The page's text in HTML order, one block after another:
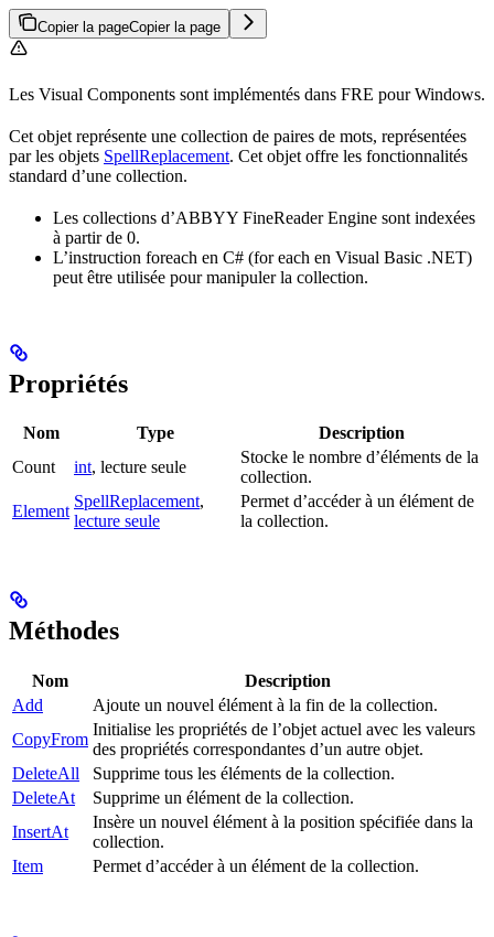
Copier la pageCopier la page
Les Visual Components sont implémentés dans FRE pour Windows.
Cet objet représente une collection de paires de mots, représentées
par les objets SpellReplacement. Cet objet offre les fonctionnalités
standard d’une collection.
Les collections d’ABBYY FineReader Engine sont indexées
à partir de 0.
L’instruction foreach en C# (for each en Visual Basic .NET)
peut être utilisée pour manipuler la collection.
Propriétés
Nom Type
Description
Count
int, lecture seule
Stocke le nombre d’éléments de la
collection.
Element
SpellReplacement,
lecture seule
Permet d’accéder à un élément de
la collection.
Méthodes
Nom
Description
Add
Ajoute un nouvel élément à la fin de la collection.
CopyFrom
Initialise les propriétés de l’objet actuel avec les valeurs
des propriétés correspondantes d’un autre objet.
DeleteAll
Supprime tous les éléments de la collection.
DeleteAt
Supprime un élément de la collection.
InsertAt
Insère un nouvel élément à la position spécifiée dans la
collection.
Item
Permet d’accéder à un élément de la collection.